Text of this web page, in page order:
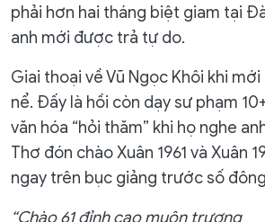
phải hơn hai tháng biệt giam tại
anh mới được trả tự do.
Giai thoại về Vũ Ngọc Khôi khi
nể. Đấy là hồi còn dạy sư phạm
văn hóa “hỏi thăm” khi họ nghe
Thơ đón chào Xuân 1961 và Xuân
ngay trên bục giảng trước số
“Chào 61 đỉnh cao muôn trượng